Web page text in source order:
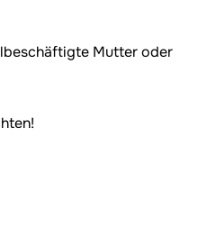
Mutter oder